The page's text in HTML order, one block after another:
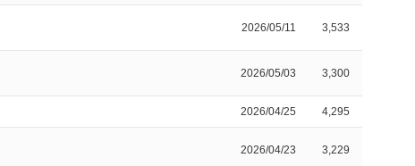
2026/05/11 3,533
2026/05/03 3,300
2026/04/25 4,295
2026/04/23 3,229